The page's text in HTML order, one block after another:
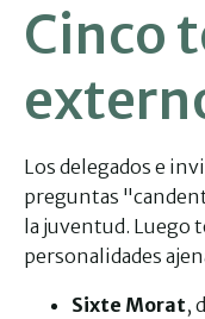
Cinco
Los delegados e
preguntas
la juventud. Luego
personalidades
Sixte Morat,